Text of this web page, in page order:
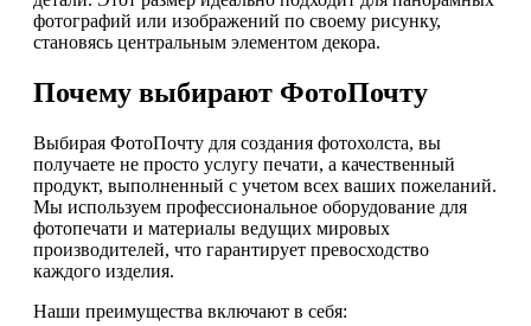
фотографий или изображений по своему рисунку,
становясь центральным элементом декора.
Почему выбирают ФотоПочту
Выбирая ФотоПочту для создания фотохолста, вы
получаете не просто услугу печати, а качественный
продукт, выполненный с учетом всех ваших пожеланий.
Мы используем профессиональное оборудование для
фотопечати и материалы ведущих мировых
производителей, что гарантирует превосходство
каждого изделия.
Наши преимущества включают в себя: